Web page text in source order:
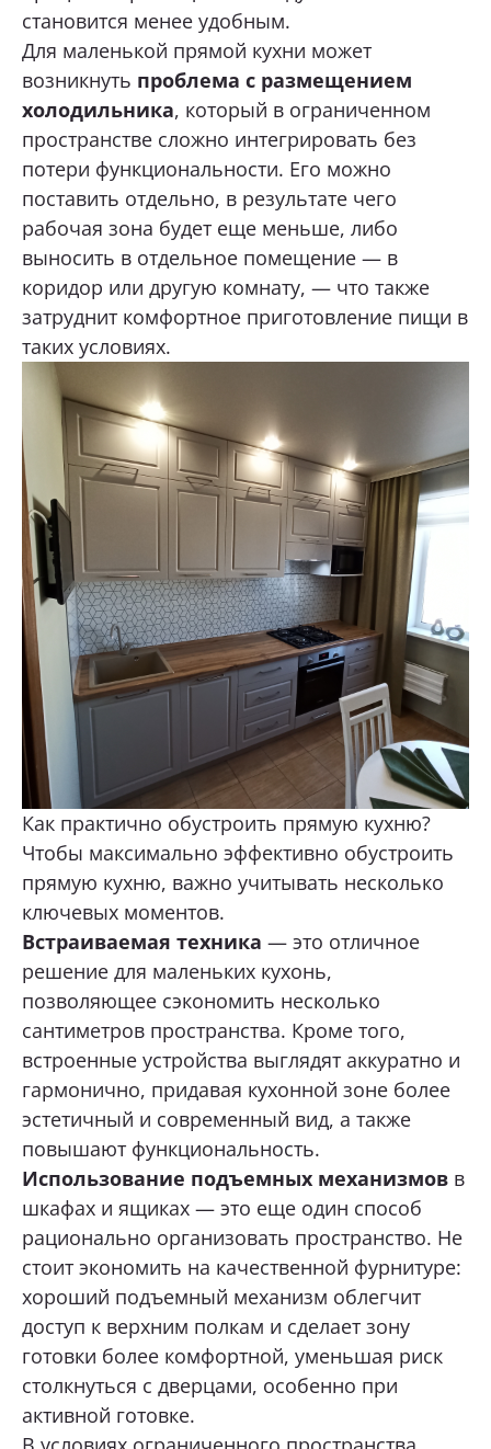
становится менее удобным.
Для маленькой прямой кухни может
возникнуть проблема с размещением
холодильника, который в ограниченном
пространстве сложно интегрировать без
потери функциональности. Его можно
поставить отдельно, в результате чего
рабочая зона будет еще меньше, либо
выносить в отдельное помещение — в
коридор или другую комнату, — что также
затруднит комфортное приготовление пищи в
таких условиях.
Как практично обустроить прямую кухню?
Чтобы максимально эффективно обустроить
прямую кухню, важно учитывать несколько
ключевых моментов.
Встраиваемая техника — это отличное
решение для маленьких кухонь,
позволяющее сэкономить несколько
сантиметров пространства. Кроме того,
встроенные устройства выглядят аккуратно и
гармонично, придавая кухонной зоне более
эстетичный и современный вид, а также
повышают функциональность.
Использование подъемных механизмов в
шкафах и ящиках — это еще один способ
рационально организовать пространство. Не
стоит экономить на качественной фурнитуре:
хороший подъемный механизм облегчит
доступ к верхним полкам и сделает зону
готовки более комфортной, уменьшая риск
столкнуться с дверцами, особенно при
активной готовке.